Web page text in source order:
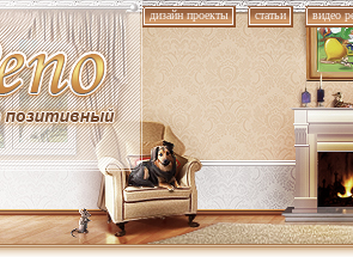
дизайн проекты статьи видео